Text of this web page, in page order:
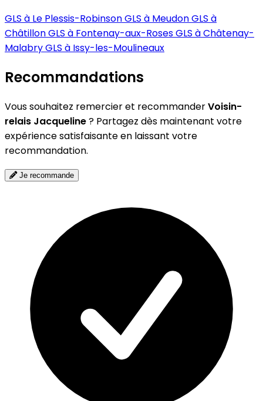
GLS à Le Plessis-RobinsonGLS à MeudonGLS à
ChâtillonGLS à Fontenay-aux-RosesGLS à Châtenay-
MalabryGLS à Issy-les-Moulineaux
Recommandations
Vous souhaitez remercier et recommanderVoisin-
relais Jacqueline? Partagez dès maintenant votre
expérience satisfaisante en laissant votre
recommandation.
Je recommande